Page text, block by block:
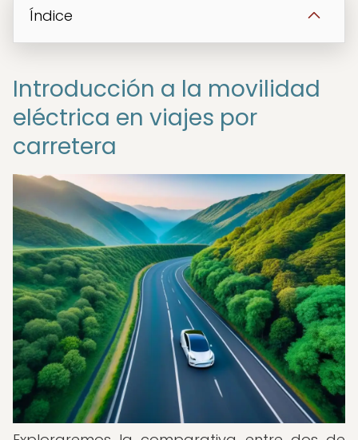
Índice
Introducción a la movilidad
eléctrica en viajes por
carretera